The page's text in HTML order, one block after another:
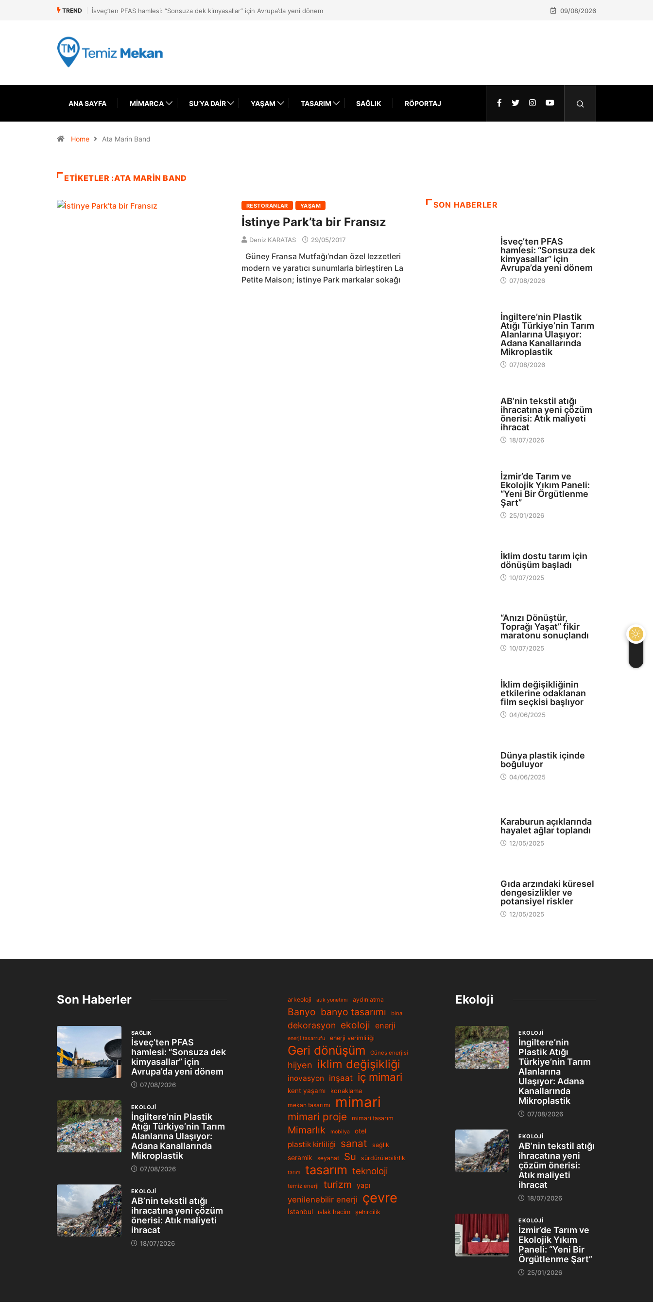
TREND İsveç’ten PFAS hamlesi: “Sonsuza dek kimyasallar” için Avrupa’da yeni dönem 09/08/2026
ANA SAYFA MIMARCA SU’YA DAIR YAŞAM TASARIM SAĞLIK RÖPORTAJ
Home Ata Marin Band
ETIKETLER :ATA MARIN BAND
RESTORANLAR YAŞAM
İstinye Park’ta bir Fransız
Deniz KARATAS 29/05/2017
Güney Fransa Mutfağı’ndan özel lezzetleri
modern ve yaratıcı sunumlarla birleştiren La
Petite Maison; İstinye Park markalar sokağı
SON HABERLER
İsveç’ten PFAS
hamlesi: “Sonsuza dek
kimyasallar” için
Avrupa’da yeni dönem
07/08/2026
İngiltere’nin Plastik
Atığı Türkiye’nin Tarım
Alanlarına Ulaşıyor:
Adana Kanallarında
Mikroplastik
07/08/2026
AB’nin tekstil atığı
ihracatına yeni çözüm
önerisi: Atık maliyeti
ihracat
18/07/2026
İzmir’de Tarım ve
Ekolojik Yıkım Paneli:
“Yeni Bir Örgütlenme
Şart”
25/01/2026
İklim dostu tarım için
dönüşüm başladı
10/07/2025
“Anızı Dönüştür,
Toprağı Yaşat” fikir
maratonu sonuçlandı
10/07/2025
İklim değişikliğinin
etkilerine odaklanan
film seçkisi başlıyor
04/06/2025
Dünya plastik içinde
boğuluyor
04/06/2025
Karaburun açıklarında
hayalet ağlar toplandı
12/05/2025
Gıda arzındaki küresel
dengesizlikler ve
potansiyel riskler
12/05/2025
Son Haberler
SAĞLIK
İsveç’ten PFAS
hamlesi: “Sonsuza dek
kimyasallar” için
Avrupa’da yeni dönem
07/08/2026
EKOLOJİ
İngiltere’nin Plastik
Atığı Türkiye’nin Tarım
Alanlarına Ulaşıyor:
Adana Kanallarında
Mikroplastik
07/08/2026
EKOLOJİ
AB’nin tekstil atığı
ihracatına yeni çözüm
önerisi: Atık maliyeti
ihracat
18/07/2026
arkeoloji atık yönetimi aydınlatma
Banyo banyo tasarımı bina
dekorasyon ekoloji enerji
enerji tasarrufu enerji verimliliği
Geri dönüşüm Güneş enerjisi
hijyen iklim değişikliği
inovasyon inşaat iç mimari
kent yaşamı konaklama
mekan tasarımı mimari
mimari proje mimari tasarım
Mimarlık mobilya otel
plastik kirliliği sanat sağlık
seramik seyahat Su sürdürülebilirlik
tarım tasarım teknoloji
temiz enerji turizm yapı
yenilenebilir enerji çevre
İstanbul ıslak hacim şehircilik
Ekoloji
EKOLOJİ
İngiltere’nin
Plastik Atığı
Türkiye’nin Tarım
Alanlarına
Ulaşıyor: Adana
Kanallarında
Mikroplastik
07/08/2026
EKOLOJİ
AB’nin tekstil atığı
ihracatına yeni
çözüm önerisi:
Atık maliyeti
ihracat
18/07/2026
EKOLOJİ
İzmir’de Tarım ve
Ekolojik Yıkım
Paneli: “Yeni Bir
Örgütlenme Şart”
25/01/2026